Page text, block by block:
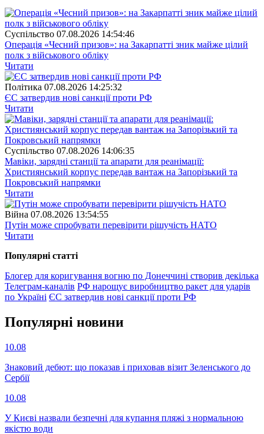
Суспiльство 07.08.2026 14:54:46
Операція «Чесний призов»: на Закарпатті зник майже цілий
полк з військового обліку
Читати
Полiтика 07.08.2026 14:25:32
ЄС затвердив нові санкції проти РФ
Читати
Суспiльство 07.08.2026 14:06:35
Мавіки, зарядні станції та апарати для реанімації:
Християнський корпус передав вантаж на Запорізький та
Покровський напрямки
Читати
Війна 07.08.2026 13:54:55
Путін може спробувати перевірити рішучість НАТО
Читати
Популярнi статтi
Блогер для коригування вогню по Донеччині створив декілька
Телеграм-каналів РФ нарощує виробництво ракет для ударів
по Україні ЄС затвердив нові санкції проти РФ
Популярнi новини
10.08
Знаковий дебют: що показав і приховав візит Зеленського до
Сербії
10.08
У Києві назвали безпечні для купання пляжі з нормальною
якістю води